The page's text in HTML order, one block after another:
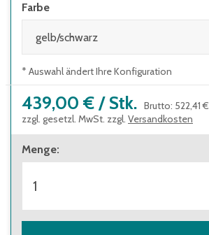
Farbe
* Auswahl ändert Ihre Konfiguration
439,00 € / Stk. Brutto: 522,41 €
zzgl. gesetzl. MwSt. zzgl. Versandkosten
Menge: